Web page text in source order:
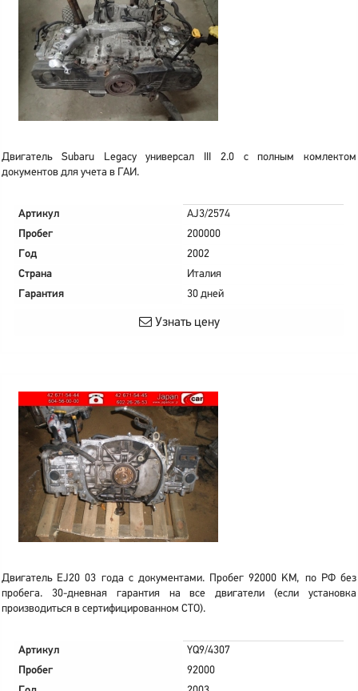
Двигатель Subaru Legacy универсал III 2.0 с полным комлектом
документов для учета в ГАИ.
Артикул
AJ3/2574
Пробег
200000
Год
2002
Страна
Италия
Гарантия
30 дней
Узнать цену
Двигатель EJ20 03 года с документами. Пробег 92000 KM, по РФ без
пробега. 30-дневная гарантия на все двигатели (если установка
производиться в сертифицированном СТО).
Артикул
YQ9/4307
Пробег
92000